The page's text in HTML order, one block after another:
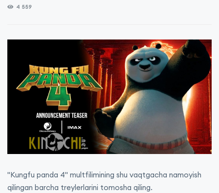
4 559
"Kungfu panda 4" multfilimining shu vaqtgacha namoyish
qilingan barcha treylerlarini tomosha qiling.